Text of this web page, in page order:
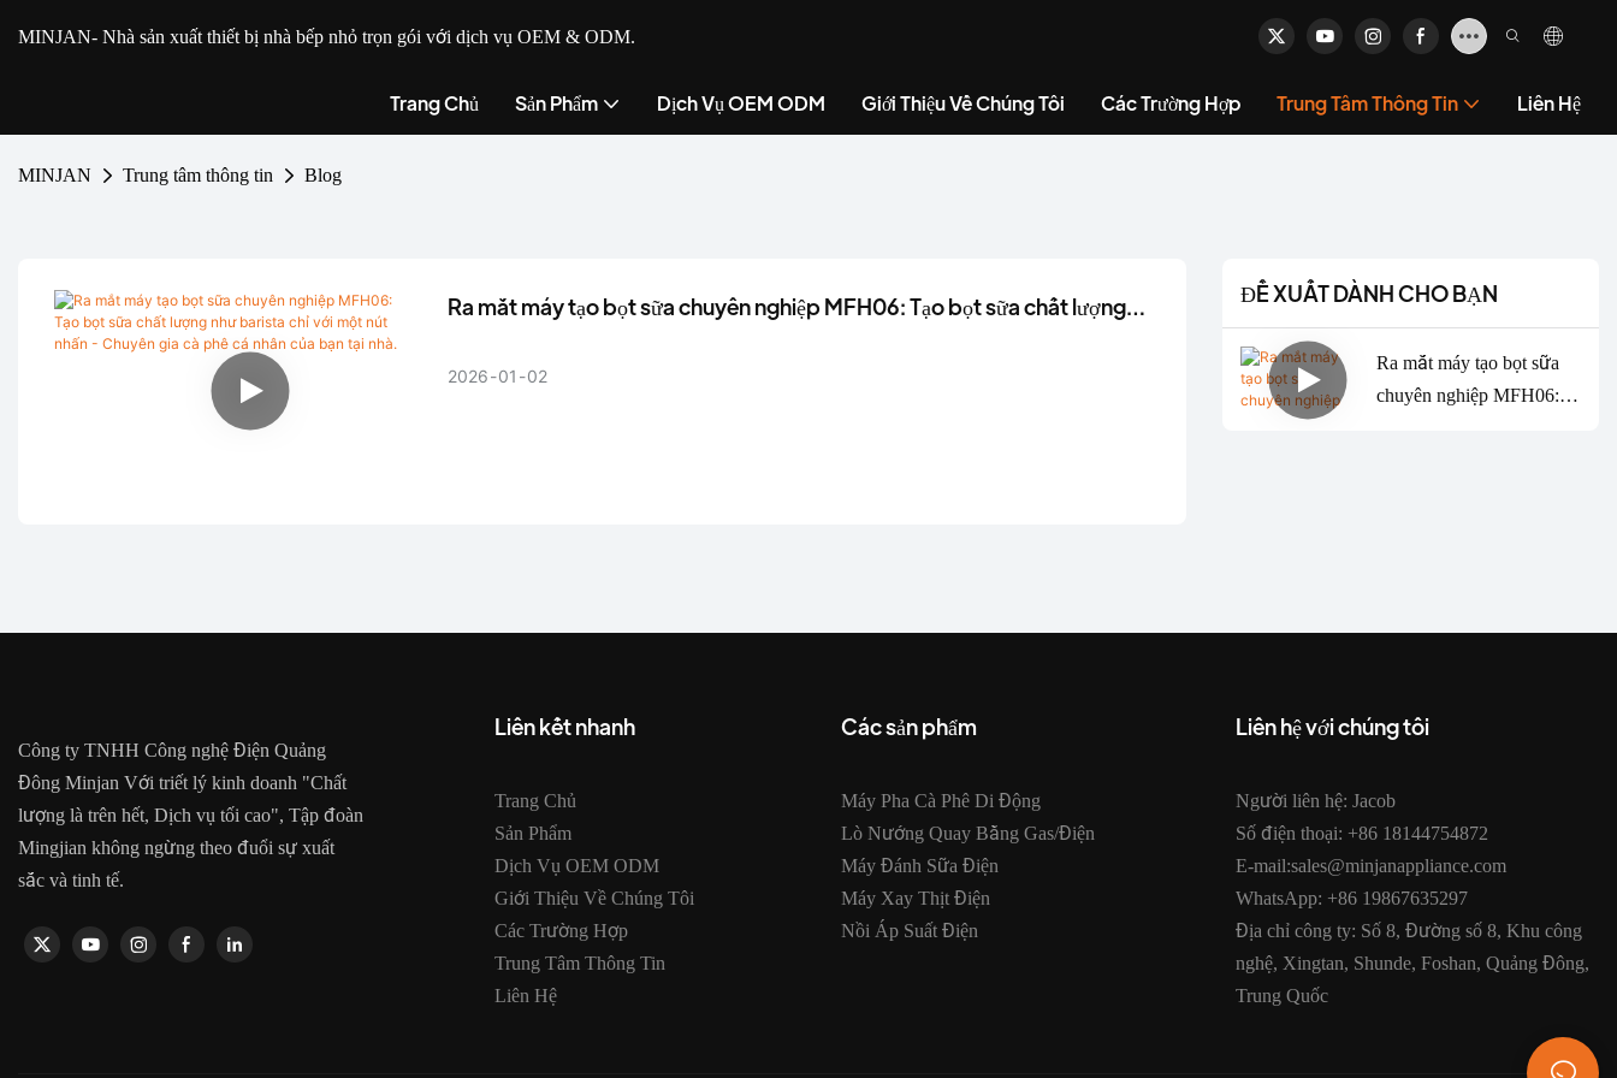
MINJAN- Nhà sản xuất thiết bị nhà bếp nhỏ trọn gói với dịch vụ OEM & ODM.
Trang Chủ Sản Phẩm Dịch Vụ OEM ODM Giới Thiệu Về Chúng Tôi Các Trường Hợp Trung Tâm Thông Tin Liên Hệ
MINJAN Trung tâm thông tin Blog
Ra mắt máy tạo bọt sữa chuyên nghiệp MFH06: Tạo bọt sữa chất lượng
nhà.
2026 01 02
ĐỀ XUẤT DÀNH CHO BẠN
Ra mắt máy tạo bọt sữa
chuyên nghiệp MFH06:
Công ty TNHH Công nghệ Điện Quảng
Đông Minjan Với triết lý kinh doanh "Chất
lượng là trên hết, Dịch vụ tối cao", Tập đoàn
Mingjian không ngừng theo đuổi sự xuất
sắc và tinh tế.
Liên kết nhanh
Trang Chủ
Sản Phẩm
Dịch Vụ OEM ODM
Giới Thiệu Về Chúng Tôi
Các Trường Hợp
Trung Tâm Thông Tin
Liên Hệ
Các sản phẩm
Máy Pha Cà Phê Di Động
Lò Nướng Quay Bằng Gas/điện
Máy Đánh Sữa Điện
Máy Xay Thịt Điện
Nồi Áp Suất Điện
Liên hệ với chúng tôi
Người liên hệ: Jacob
Số điện thoại: +86 18144754872
E-mail:sales@minjanappliance.com
WhatsApp: +86 19867635297
Địa chỉ công ty: Số 8, Đường số 8, Khu công
nghệ, Xingtan, Shunde, Foshan, Quảng Đông,
Trung Quốc